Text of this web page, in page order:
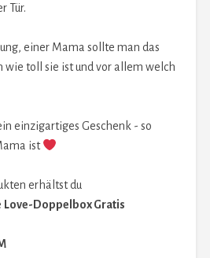
Tür.
einer Mama sollte man das
wie toll sie ist und vor allem welch
einzigartiges Geschenk - so
ist
erhältst du
Love-Doppelbox Gratis